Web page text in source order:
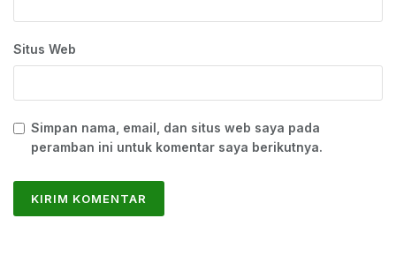
Situs Web
Simpan nama, email, dan situs web saya pada
peramban ini untuk komentar saya berikutnya.